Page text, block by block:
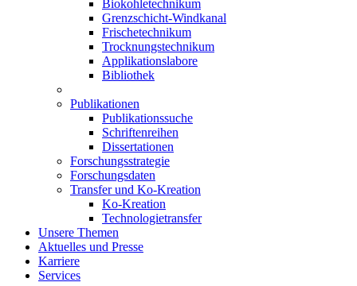
Biokohletechnikum
Grenzschicht-Windkanal
Frischetechnikum
Trocknungstechnikum
Applikationslabore
Bibliothek
Publikationen
Publikationssuche
Schriftenreihen
Dissertationen
Forschungsstrategie
Forschungsdaten
Transfer und Ko-Kreation
Ko-Kreation
Technologietransfer
Unsere Themen
Aktuelles und Presse
Karriere
Services